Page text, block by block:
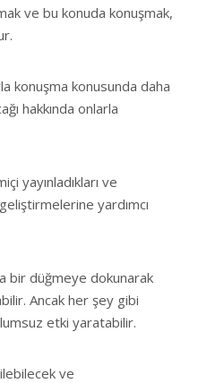
ve bu konuda konuşmak,
konuşma konusunda daha
hakkında onlarla
yayınladıkları ve
yardımcı
bir düğmeye dokunarak
Ancak her şey gibi
etki yaratabilir.
ve